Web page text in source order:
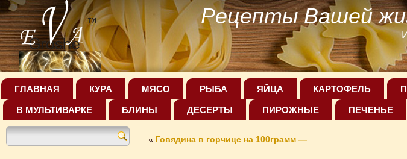
Рецепты Вашей
ГЛАВНАЯ КУРА МЯСО РЫБА ЯЙЦА КАРТОФЕЛЬ
В МУЛЬТИВАРКЕ БЛИНЫ ДЕСЕРТЫ ПИРОЖНЫЕ ПЕЧЕНЬЕ
« Говядина в горчице на 100грамм —